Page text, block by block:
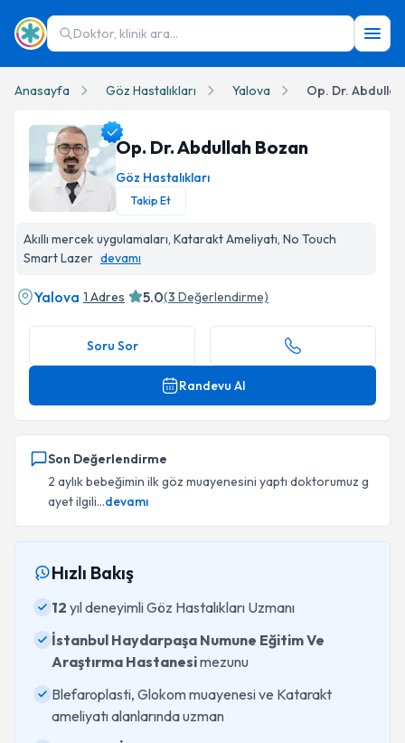
Doktor, klinik ara...
Anasayfa Göz Hastalıkları Yalova Op. Dr.
Op. Dr. Abdullah Bozan
Göz Hastalıkları
Takip Et
Akıllı mercek uygulamaları, Katarakt Ameliyatı, No Touch
Smart Lazer devamı
Yalova 1 Adres 5.0(3 Değerlendirme)
Soru Sor
Randevu Al
Son Değerlendirme
2 aylık bebeğimin ilk göz muayenesini yaptı doktorumuz g
ayet ilgili...devamı
Hızlı Bakış
12 yıl deneyimli Göz Hastalıkları Uzmanı
İstanbul Haydarpaşa Numune Eğitim Ve
Araştırma Hastanesimezunu
Blefaroplasti, Glokom muayenesi ve Katarakt
ameliyatı alanlarında uzman